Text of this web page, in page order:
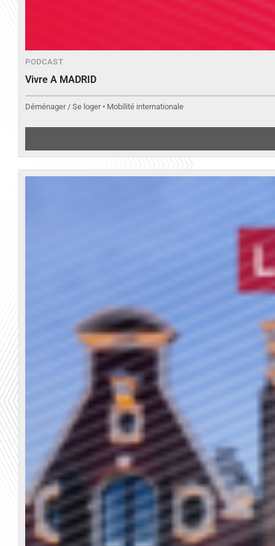
PODCAST
Vivre A MADRID
Déménager / Se loger • Mobilité internationale